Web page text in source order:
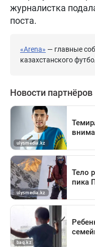
журналистка
поста.
«Arena» — главные
казахстанского